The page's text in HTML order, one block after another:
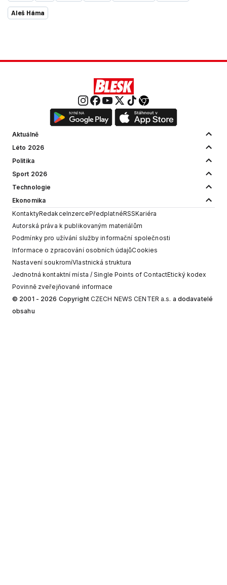
Aleš Háma
Aktuálně
Léto 2026
Politika
Sport 2026
Technologie
Ekonomika
KontaktyRedakceInzercePředplatnéRSSKariéra
Autorská práva k publikovaným materiálům
Podmínky pro užívání služby informační společnosti
Informace o zpracování osobních údajůCookies
Nastavení soukromíVlastnická struktura
Jednotná kontaktní místa / Single Points of ContactEtický kodex
Povinně zveřejňované informace
© 2001 - 2026 Copyright CZECH NEWS CENTER a.s. a dodavatelé
obsahu